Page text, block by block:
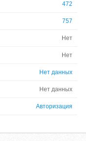
472
757
Нет
Нет
Нет данных
Нет данных
Авторизация